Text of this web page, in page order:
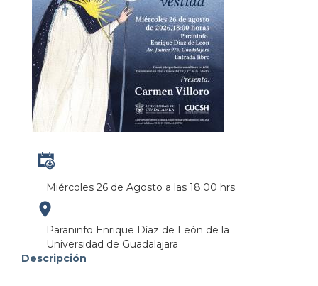
Miércoles 26 de Agosto a las 18:00 hrs.
Paraninfo Enrique Díaz de León de la
Universidad de Guadalajara
Descripción